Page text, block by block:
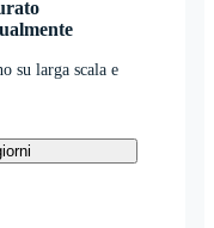
su larga scala e